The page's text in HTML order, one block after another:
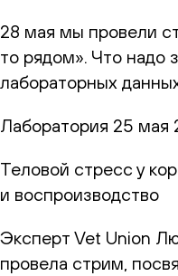
28 мая мы провели
то рядом». Что надо
лабораторных
Лаборатория 25 мая
Теловой стресс у
и воспроизводство
Эксперт Vet Union
провела стрим,